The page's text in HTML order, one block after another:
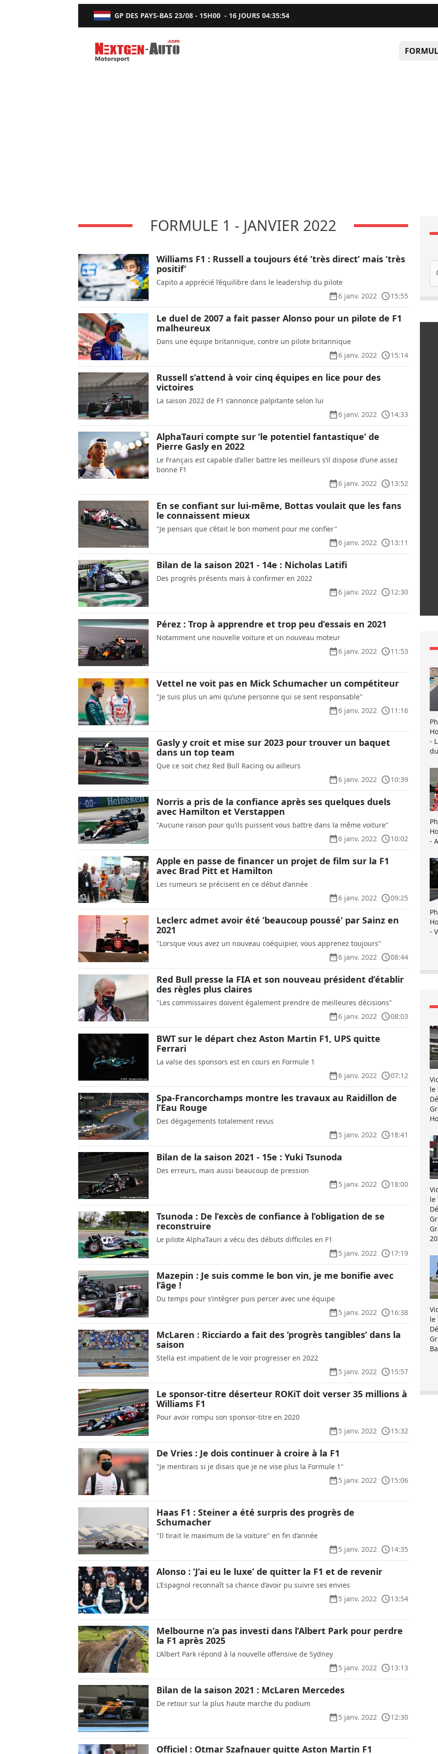
GP DES PAYS-BAS 23/08 - 15H00 - 16 JOURS04:35:53
Nextgen-Auto.com
FORMULE 1 - JANVIER 2022
Williams F1 : Russell a toujours été ’très direct’ mais ’très
positif’
Capito a apprécié l’équilibre dans le leadership du pilote
6 janv. 2022
15:55
Le duel de 2007 a fait passer Alonso pour un pilote de F1
malheureux
Dans une équipe britannique, contre un pilote britannique
6 janv. 2022
15:14
Russell s’attend à voir cinq équipes en lice pour des
victoires
La saison 2022 de F1 s’annonce palpitante selon lui
6 janv. 2022
14:33
AlphaTauri compte sur ’le potentiel fantastique’ de
Pierre Gasly en 2022
Le Français est capable d’aller battre les meilleurs s’il dispose d’une assez
bonne F1
6 janv. 2022
13:52
En se confiant sur lui-même, Bottas voulait que les fans
le connaissent mieux
"Je pensais que c’était le bon moment pour me confier"
6 janv. 2022
13:11
Bilan de la saison 2021 - 14e : Nicholas Latifi
Des progrès présents mais à confirmer en 2022
6 janv. 2022
12:30
Pérez : Trop à apprendre et trop peu d’essais en 2021
Notamment une nouvelle voiture et un nouveau moteur
6 janv. 2022
11:53
Vettel ne voit pas en Mick Schumacher un compétiteur
"Je suis plus un ami qu’une personne qui se sent responsable"
6 janv. 2022
11:16
Gasly y croit et mise sur 2023 pour trouver un baquet
dans un top team
Que ce soit chez Red Bull Racing ou ailleurs
6 janv. 2022
10:39
Norris a pris de la confiance après ses quelques duels
avec Hamilton et Verstappen
"Aucune raison pour qu’ils puissent vous battre dans la même voiture"
6 janv. 2022
10:02
Apple en passe de financer un projet de film sur la F1
avec Brad Pitt et Hamilton
Les rumeurs se précisent en ce début d’année
6 janv. 2022
09:25
Leclerc admet avoir été ’beaucoup poussé’ par Sainz en
2021
"Lorsque vous avez un nouveau coéquipier, vous apprenez toujours"
6 janv. 2022
08:44
Red Bull presse la FIA et son nouveau président d’établir
des règles plus claires
"Les commissaires doivent également prendre de meilleures décisions"
6 janv. 2022
08:03
BWT sur le départ chez Aston Martin F1, UPS quitte
Ferrari
La valse des sponsors est en cours en Formule 1
6 janv. 2022
07:12
Spa-Francorchamps montre les travaux au Raidillon de
l’Eau Rouge
Des dégagements totalement revus
5 janv. 2022
18:41
Bilan de la saison 2021 - 15e : Yuki Tsunoda
Des erreurs, mais aussi beaucoup de pression
5 janv. 2022
18:00
Tsunoda : De l’excès de confiance à l’obligation de se
reconstruire
Le pilote AlphaTauri a vécu des débuts difficiles en F1
5 janv. 2022
17:19
Mazepin : Je suis comme le bon vin, je me bonifie avec
l’âge !
Du temps pour s’intégrer puis percer avec une équipe
5 janv. 2022
16:38
McLaren : Ricciardo a fait des ’progrès tangibles’ dans la
saison
Stella est impatient de le voir progresser en 2022
5 janv. 2022
15:57
Le sponsor-titre déserteur ROKiT doit verser 35 millions à
Williams F1
Pour avoir rompu son sponsor-titre en 2020
5 janv. 2022
15:32
De Vries : Je dois continuer à croire à la F1
"Je mentirais si je disais que je ne vise plus la Formule 1"
5 janv. 2022
15:06
Haas F1 : Steiner a été surpris des progrès de
Schumacher
"Il tirait le maximum de la voiture" en fin d’année
5 janv. 2022
14:35
Alonso : ’J’ai eu le luxe’ de quitter la F1 et de revenir
L’Espagnol reconnaît sa chance d’avoir pu suivre ses envies
5 janv. 2022
13:54
Melbourne n’a pas investi dans l’Albert Park pour perdre
la F1 après 2025
L’Albert Park répond à la nouvelle offensive de Sydney
5 janv. 2022
13:13
Bilan de la saison 2021 : McLaren Mercedes
De retour sur la plus haute marche du podium
5 janv. 2022
12:30
Officiel : Otmar Szafnauer quitte Aston Martin F1
-
-
-
le
le
le